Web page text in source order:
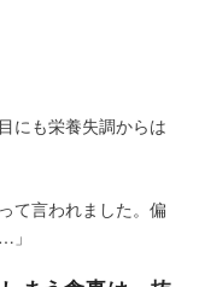
にも栄養失調からは
て言われました。偏
」